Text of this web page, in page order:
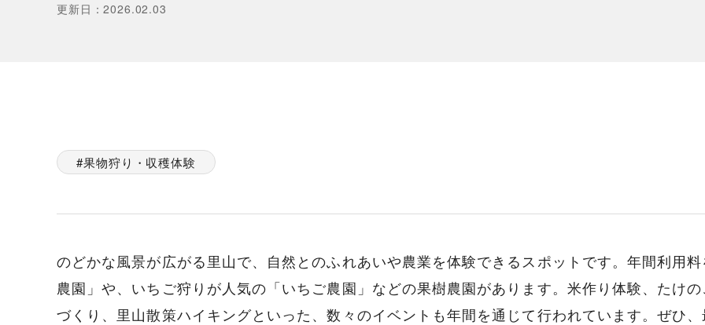
更新日 ：2026.02.03
果物狩り・収穫体験
のどかな風景が広がる里山で、自然とのふれあいや農業を体験できるスポットです。年間利用
農園」や、いちご狩りが人気の「いちご農園」などの果樹農園があります。米作り体験、たけ
づくり、里山散策ハイキングといった、数々のイベントも年間を通じて行われています。ぜひ